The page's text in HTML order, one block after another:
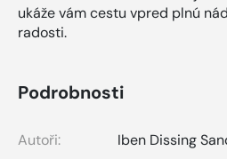
ukáže vám cestu vpred plnú
radosti.
Podrobnosti
Autoři:
Iben Dissing